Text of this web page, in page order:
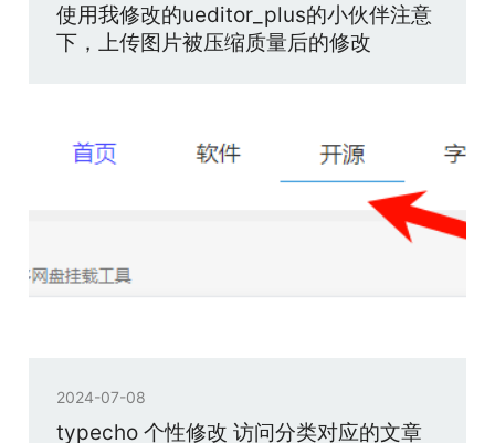
使用我修改的ueditor_plus的小伙伴注意
下，上传图片被压缩质量后的修改
2024-07-08
typecho 个性修改 访问分类对应的文章